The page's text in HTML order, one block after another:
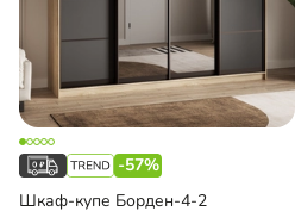
-57%
Шкаф-купе Борден-4-2